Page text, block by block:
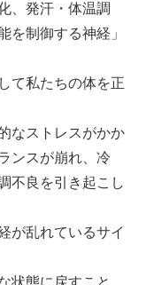
、発汗・体温調
を制御する神経」
て私たちの体を正
なストレスがかか
ンスが崩れ、冷
不良を引き起こし
が乱れているサイ
状態に戻すこと